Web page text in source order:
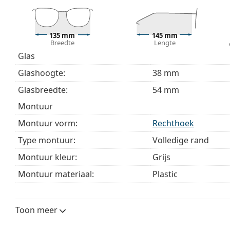
Het meegeleverde doekje is ideaal voor het
modellen worden geleverd met een stoffen zakje in
Bekijk het volledige assortimentbrillenvoor meer
bij het kiezen.
Het is een medisch hulpmiddel. Lees de instructies
135 mm
Breedte
145 mm
Lengte
Glas
Glashoogte:
38 mm
Glasbreedte:
54 mm
montuur
Montuur vorm:
Rechthoek
Type montuur:
Volledige rand
Montuur kleur:
Grijs
Montuur materiaal:
Plastic
Breedte:
Toon meer